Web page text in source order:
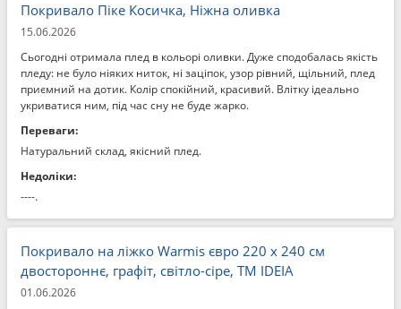
Покривало Піке Косичка, Ніжна оливка
15.06.2026
Сьогодні отримала плед в кольорі оливки. Дуже сподобалась якість
пледу: не було ніяких ниток, ні заціпок, узор рівний, щільний, плед
приємний на дотик. Колір спокійний, красивий. Влітку ідеально
укриватися ним, під час сну не буде жарко.
Переваги:
Натуральний склад, якісний плед.
Недоліки:
----.
Покривало на ліжко Warmis євро 220 x 240 см
двостороннє, графіт, світло-сіре, ТМ IDEIA
01.06.2026